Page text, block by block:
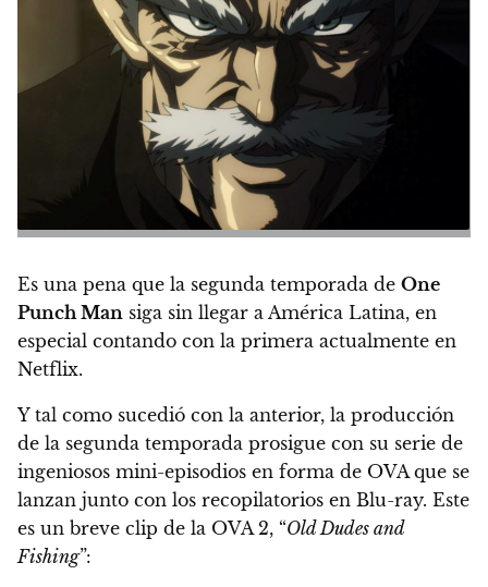
Es una pena que la segunda temporada de One
Punch Man siga sin llegar a América Latina, en
especial contando con la primera actualmente en
Netflix.
Y tal como sucedió con la anterior, la producción
de la segunda temporada prosigue con su serie de
ingeniosos mini-episodios en forma de OVA que se
lanzan junto con los recopilatorios en Blu-ray. Este
es un breve clip de la OVA 2, “Old Dudes and
Fishing”: